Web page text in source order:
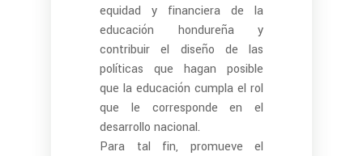
equidad y financiera de la
educación hondureña y
contribuir el diseño de las
políticas que hagan posible
que la educación cumpla el rol
que le corresponde en el
desarrollo nacional.
Para tal fin, promueve el